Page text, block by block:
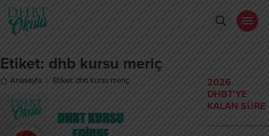
Etiket: dhb kursu meriç
Anasayfa Etiket: dhb kursu meriç
2026
DHBT'YE
KALAN SÜRE